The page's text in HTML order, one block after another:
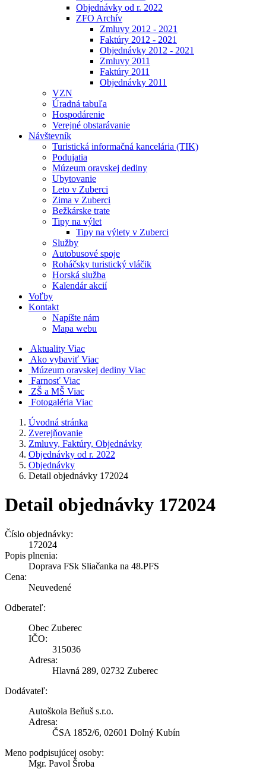
Objednávky od r. 2022
ZFO Archív
Zmluvy 2012 - 2021
Faktúry 2012 - 2021
Objednávky 2012 - 2021
Zmluvy 2011
Faktúry 2011
Objednávky 2011
VZN
Úradná tabuľa
Hospodárenie
Verejné obstarávanie
Návštevník
Turistická informačná kancelária (TIK)
Podujatia
Múzeum oravskej dediny
Ubytovanie
Leto v Zuberci
Zima v Zuberci
Bežkárske trate
Tipy na výlet
Tipy na výlety v Zuberci
Služby
Autobusové spoje
Roháčsky turistický vláčik
Horská služba
Kalendár akcií
Voľby
Kontakt
Napíšte nám
Mapa webu
Aktuality Viac
Ako vybaviť Viac
Múzeum oravskej dediny Viac
Farnosť Viac
ZŠ a MŠ Viac
Fotogaléria Viac
Úvodná stránka
Zverejňovanie
Zmluvy, Faktúry, Objednávky
Objednávky od r. 2022
Objednávky
Detail objednávky 172024
Detail objednávky 172024
Číslo objednávky:
172024
Popis plnenia:
Doprava FSk Sliačanka na 48.PFS
Cena:
Neuvedené
Odberateľ:
Obec Zuberec
IČO:
315036
Adresa:
Hlavná 289, 02732 Zuberec
Dodávateľ:
Autoškola Beňuš s.r.o.
Adresa:
ČSA 1852/6, 02601 Dolný Kubín
Meno podpisujúcej osoby:
Mgr. Pavol Šroba